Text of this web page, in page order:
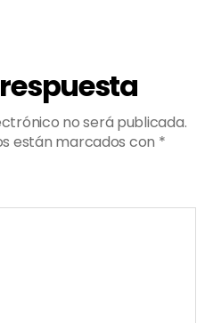
no será publicada.
están marcados con *